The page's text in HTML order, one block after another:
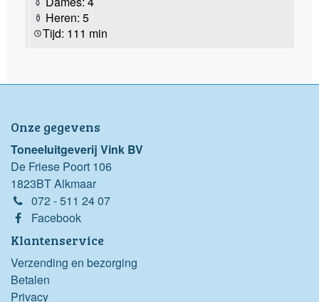
Heren: 5
Tijd: 111 min
Onze gegevens
Toneeluitgeverij Vink BV
De Friese Poort 106
1823BT Alkmaar
072 - 511 24 07
Facebook
Klantenservice
Verzending en bezorging
Betalen
Privacy